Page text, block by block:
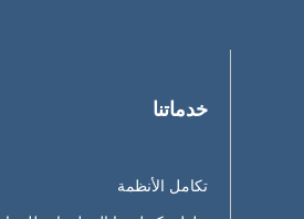
خدماتنا
تكامل الأنظمة